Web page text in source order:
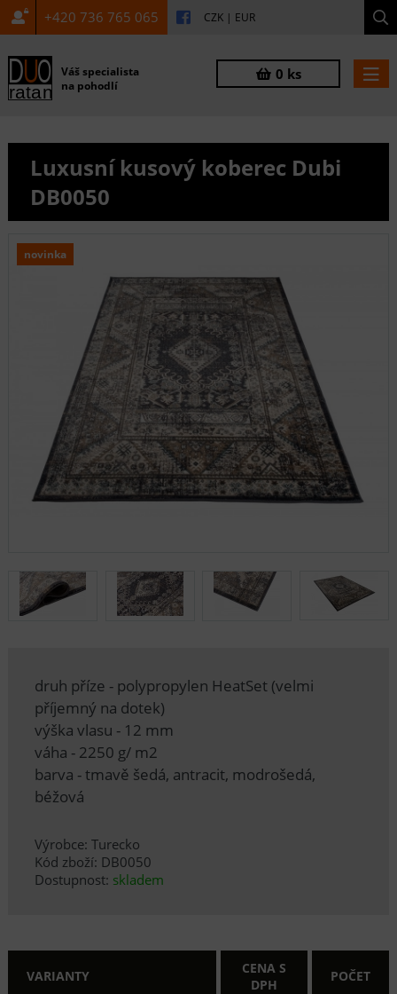
+420 736 765 065 CZK | EUR
Váš specialista
na pohodlí
0 ks
Luxusní kusový koberec Dubi
DB0050
novinka
druh příze - polypropylen HeatSet (velmi
příjemný na dotek)
výška vlasu - 12 mm
váha - 2250 g/ m2
barva - tmavě šedá, antracit, modrošedá,
béžová
Výrobce: Turecko
Kód zboží: DB0050
Dostupnost: skladem
VARIANTY
CENA S
DPH
POČET